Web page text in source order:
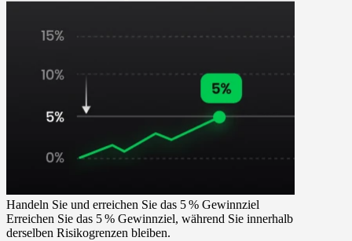
Handeln Sie und erreichen Sie das 5 % Gewinnziel
Erreichen Sie das 5 % Gewinnziel, während Sie innerhalb
derselben Risikogrenzen bleiben.